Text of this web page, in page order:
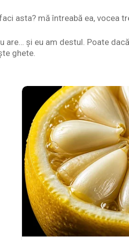
asta? mă întreabă ea, vocea
are… și eu am destul. Poate
ghete.